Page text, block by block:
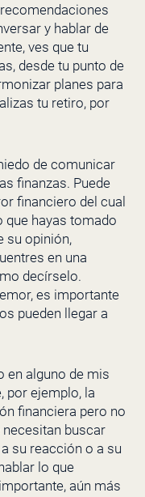
y hablar de
ves que tu
desde tu punto de
planes para
tu retiro, por
de comunicar
finanzas. Puede
financiero del cual
que hayas tomado
su opinión,
en una
decírselo.
es importante
pueden llegar a
en alguno de mis
por ejemplo, la
financiera pero no
buscar
su reacción o a su
lo que
aún más